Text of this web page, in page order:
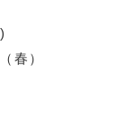
)
春）